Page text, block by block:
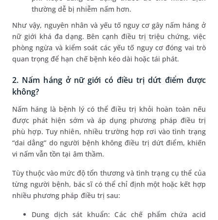
thường dễ bị nhiễm nấm hơn.
Như vậy, nguyên nhân và yếu tố nguy cơ gây nấm háng ở
nữ giới khá đa dạng. Bên cạnh điều trị triệu chứng, việc
phòng ngừa và kiểm soát các yếu tố nguy cơ đóng vai trò
quan trọng để hạn chế bệnh kéo dài hoặc tái phát.
2. Nấm háng ở nữ giới có điều trị dứt điểm được
không?
Nấm háng là bệnh lý có thể điều trị khỏi hoàn toàn nếu
được phát hiện sớm và áp dụng phương pháp điều trị
phù hợp. Tuy nhiên, nhiều trường hợp rơi vào tình trạng
“dai dẳng” do người bệnh không điều trị dứt điểm, khiến
vi nấm vẫn tồn tại âm thầm.
Tùy thuộc vào mức độ tổn thương và tình trạng cụ thể của
từng người bệnh, bác sĩ có thể chỉ định một hoặc kết hợp
nhiều phương pháp điều trị sau:
Dung dịch sát khuẩn: Các chế phẩm chứa acid